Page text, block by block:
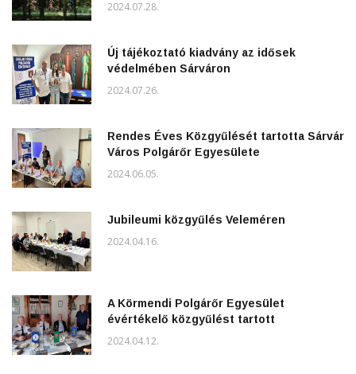
2024.07.28.
Új tájékoztató kiadvány az idősek
védelmében Sárváron
2024.07.26.
Rendes Éves Közgyűlését tartotta Sárvár
Város Polgárőr Egyesülete
2024.06.05.
Jubileumi közgyűlés Veleméren
2024.04.16.
A Körmendi Polgárőr Egyesület
évértékelő közgyűlést tartott
2024.04.12.